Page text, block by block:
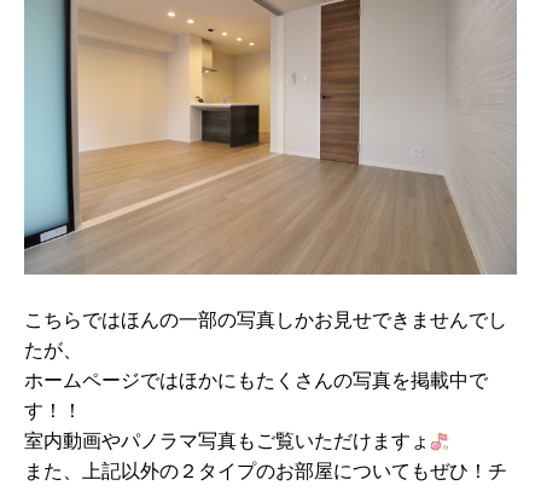
こちらではほんの一部の写真しかお見せできませんでし
たが、
ホームページではほかにもたくさんの写真を掲載中で
す！！
室内動画やパノラマ写真もご覧いただけますょ
また、上記以外の２タイプのお部屋についてもぜひ！チ